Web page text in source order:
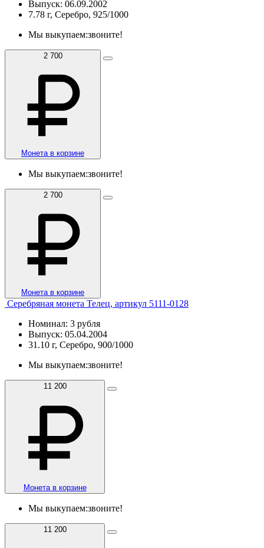
Выпуск: 06.09.2002
7.78 г, Серебро, 925/1000
Мы выкупаем:звоните!
2 700
Монета в корзине
Мы выкупаем:звоните!
2 700
Монета в корзине
Серебряная монета Телец, артикул 5111-0128
Номинал: 3 рубля
Выпуск: 05.04.2004
31.10 г, Серебро, 900/1000
Мы выкупаем:звоните!
11 200
Монета в корзине
Мы выкупаем:звоните!
11 200